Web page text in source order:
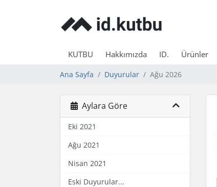
KUTBU Hakkımızda ID. Ürünler
Ana Sayfa Duyurular Ağu 2026
Aylara Göre
Eki 2021
Ağu 2021
Nisan 2021
Eski Duyurular...